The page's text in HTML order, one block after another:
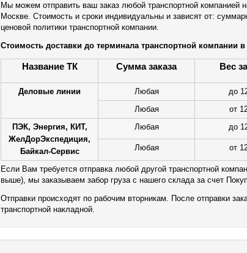
Мы можем отправить ваш заказ любой транспортной компанией
Москве. Стоимость и сроки индивидуальны и зависят от:
ценовой политики транспортной компании.
Стоимость доставки до терминала транспортной компании в
Название ТК Сумма заказа Вес
Деловые линии Любая до
Любая
от
ПЭК, Энергия, КИТ,
ЖелДорЭкспедиция,
Байкал-Сервис
Любая до
Любая от
Если Вам требуется отправка любой другой транспортной
выше), мы заказываем забор груза с нашего склада за счет
Отправки происходят по рабочим вторникам. После отправки
транспортной накладной.